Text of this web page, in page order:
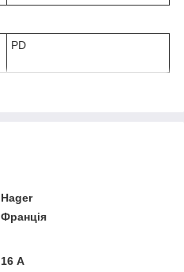
PD
Hager
Франція
16 А